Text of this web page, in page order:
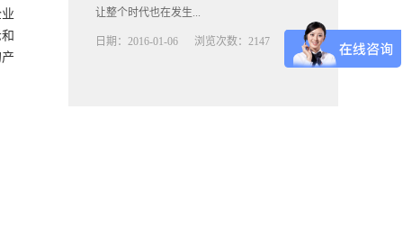
让整个时代也在发生...
日期：2016-01-06 浏览次数：2147